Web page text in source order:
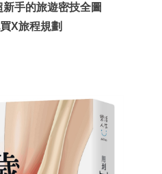
手的旅遊密技全圖
X旅程規劃